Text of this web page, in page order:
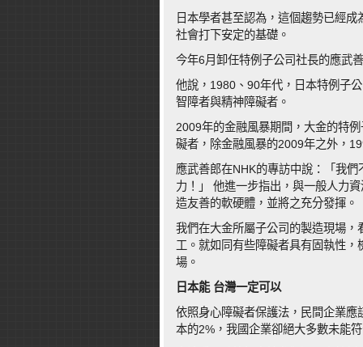
日本學者甚至認為，這個趨勢已經
社會打下安定的基礎。
今年6月卸任特例子公司社長的應武
他說，1980、90年代，日本特例子
智障者與精神障礙者。
2009年的金融風暴期間，大金的特
礙者，除金融風暴的2009年之外，
應武善郎在NHK的專訪中說：「我
力！」 他進一步指出，與一般人力
造友善的軟硬體，並將之充分發揮。
我們在大金所屬子公司的製造現場
工。就如同有些障礙者具有固執性
場。
日本能 台灣一定可以
依照身心障礙者保護法，民間企業
本的2%，我國企業卻絕大多數未能